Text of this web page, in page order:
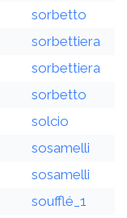
sorbetto
sorbettiera
sorbettiera
sorbetto
solcio
sosamelli
sosamelli
soufflé_1